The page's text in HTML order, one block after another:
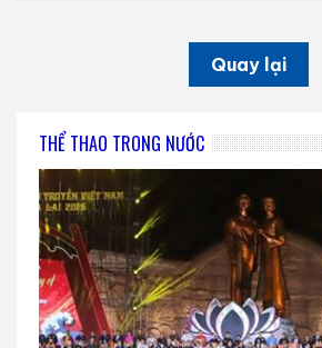
Quay lại
THỂ THAO TRONG NƯỚC